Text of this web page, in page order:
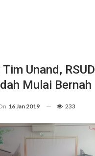
Unand, RSUD
Mulai Bernah
16 Jan 2019 233